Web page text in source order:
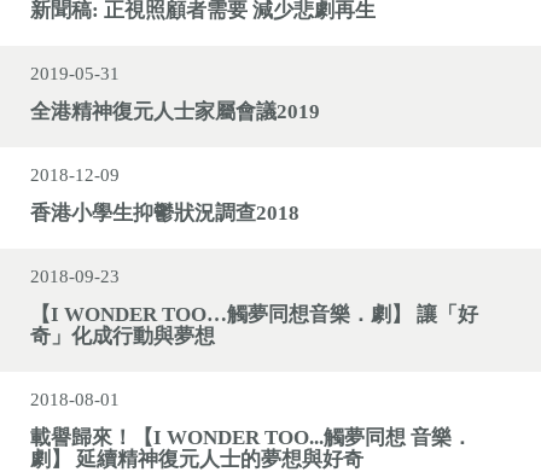
新聞稿: 正視照顧者需要 減少悲劇再生
2019-05-31
全港精神復元人士家屬會議2019
2018-12-09
香港小學生抑鬱狀況調查2018
2018-09-23
【I WONDER TOO…觸夢同想音樂．劇】 讓「好
奇」化成行動與夢想
2018-08-01
載譽歸來！【I WONDER TOO...觸夢同想 音樂．
劇】 延續精神復元人士的夢想與好奇